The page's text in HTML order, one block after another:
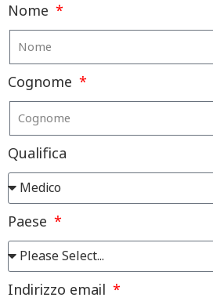
Nome
Cognome
Qualifica
Paese
Indirizzo email